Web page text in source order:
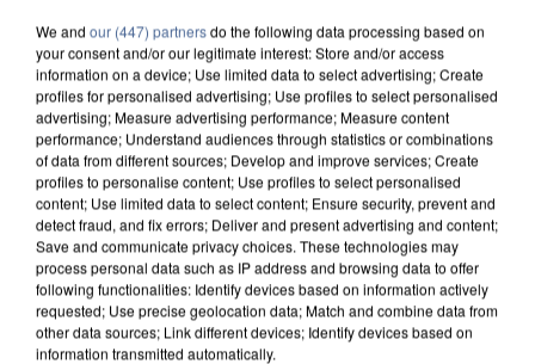
We and our (447) partnersdo the following data processing based on
your consent and/or our legitimate interest: Store and/or access
information on a device; Use limited data to select advertising; Create
profiles for personalised advertising; Use profiles to select personalised
advertising; Measure advertising performance; Measure content
performance; Understand audiences through statistics or combinations
of data from different sources; Develop and improve services; Create
profiles to personalise content; Use profiles to select personalised
content; Use limited data to select content; Ensure security, prevent and
detect fraud, and fix errors; Deliver and present advertising and content;
Save and communicate privacy choices. These technologies may
process personal data such as IP address and browsing data to offer
following functionalities: Identify devices based on information actively
requested; Use precise geolocation data; Match and combine data from
other data sources; Link different devices; Identify devices based on
information transmitted automatically.